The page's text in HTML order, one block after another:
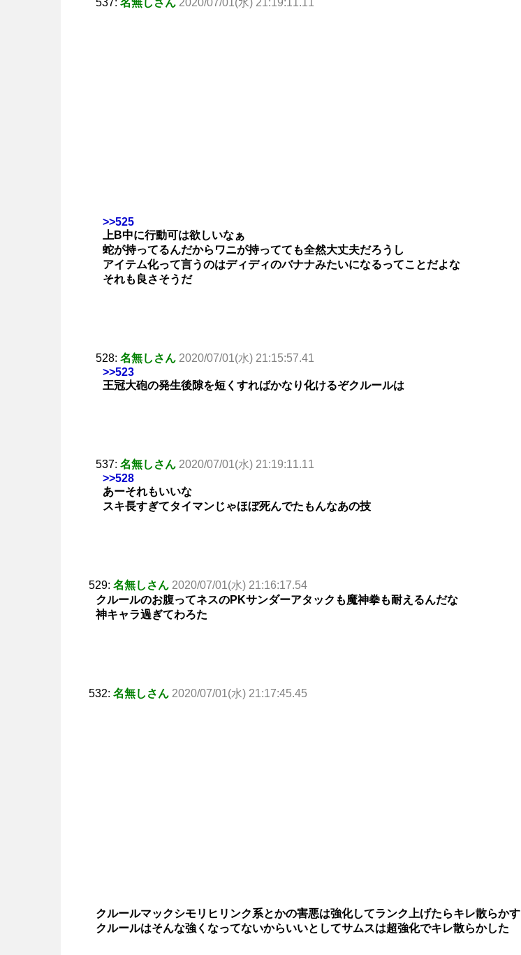
537: 名無しさん 2020/07/01(水) 21:19:11.11
>>525
上B中に行動可は欲しいなぁ
蛇が持ってるんだからワニが持ってても全然大丈夫だろうし
アイテム化って言うのはディディのバナナみたいになるってことだよな
それも良さそうだ
528: 名無しさん 2020/07/01(水) 21:15:57.41
>>523
王冠大砲の発生後隙を短くすればかなり化けるぞクルールは
537: 名無しさん 2020/07/01(水) 21:19:11.11
>>528
あーそれもいいな
スキ長すぎてタイマンじゃほぼ死んでたもんなあの技
529: 名無しさん 2020/07/01(水) 21:16:17.54
クルールのお腹ってネスのPKサンダーアタックも魔神拳も耐えるんだな
神キャラ過ぎてわろた
532: 名無しさん 2020/07/01(水) 21:17:45.45
クルールマックシモリヒリンク系とかの害悪は強化してランク上げたらキレ散らかす
クルールはそんな強くなってないからいいとしてサムスは超強化でキレ散らかした